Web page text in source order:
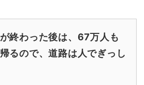
終わった後は、67万人も
るので、道路は人でぎっし